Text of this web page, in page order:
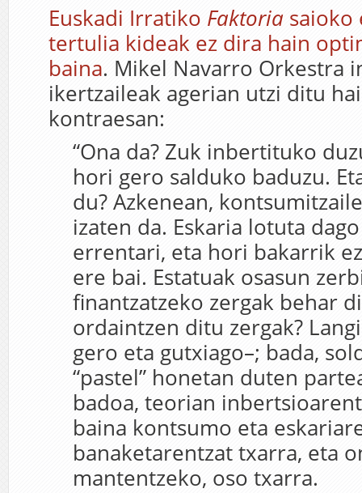
Euskadi Irratiko Faktoria saioko
tertulia kideak ez dira hain
baina. Mikel Navarro Orkestra
ikertzaileak agerian utzi ditu
kontraesan:
“Ona da? Zuk inbertituko
hori gero salduko baduzu.
du? Azkenean,
izaten da. Eskaria lotuta
errentari, eta hori bakarrik
ere bai. Estatuak osasun
finantzatzeko zergak behar
ordaintzen ditu zergak?
gero eta gutxiago–; bada,
“pastel” honetan duten
badoa, teorian
baina kontsumo eta
banaketarentzat txarra, eta
mantentzeko, oso txarra.